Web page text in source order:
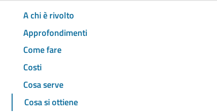
A chi è rivolto
Approfondimenti
Come fare
Costi
Cosa serve
Cosa si ottiene